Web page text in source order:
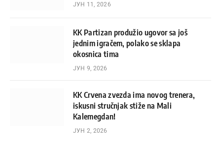
ЈУН 11, 2026
KK Partizan produžio ugovor sa još
jednim igračem, polako se sklapa
okosnica tima
ЈУН 9, 2026
KK Crvena zvezda ima novog trenera,
iskusni stručnjak stiže na Mali
Kalemegdan!
ЈУН 2, 2026